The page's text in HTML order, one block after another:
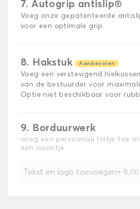
7. Autogrip antislip®
Voeg onze gepatenteerde
voor een optimale grip
8. Hakstuk Aanbevolen
Voeg een verstevigend
van de bestuurder voor
Optie niet beschikbaar voor
9. Borduurwerk
voeg een persoonlijk tintje toe
een icoontje
Tekst en logo toevoegen+ 8,00